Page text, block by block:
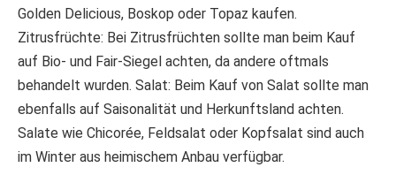
Golden Delicious, Boskop oder Topaz kaufen.
Zitrusfrüchte: Bei Zitrusfrüchten sollte man beim Kauf
auf Bio- und Fair-Siegel achten, da andere oftmals
behandelt wurden. Salat: Beim Kauf von Salat sollte man
ebenfalls auf Saisonalität und Herkunftsland achten.
Salate wie Chicorée, Feldsalat oder Kopfsalat sind auch
im Winter aus heimischem Anbau verfügbar.